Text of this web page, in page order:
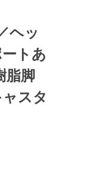
ヘッ
トあ
脂脚
スタ